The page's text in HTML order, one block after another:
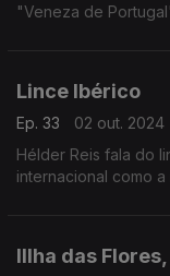
"Veneza de
Lince Ibérico
Ep. 33
02 out. 2024
Hélder Reis fala do
internacional como
IIlha das